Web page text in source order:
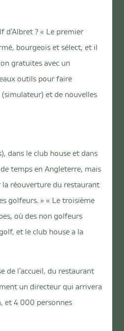
d’Albret ? « Le premier
bourgeois et sélect, et il
gratuites avec un
outils pour faire
(simulateur) et de nouvelles
dans le club house et dans
temps en Angleterre, mais
la réouverture du restaurant
golfeurs. » « Le troisième
où des non golfeurs
et le club house a la
de l’accueil, du restaurant
un directeur qui arrivera
et 4 000 personnes